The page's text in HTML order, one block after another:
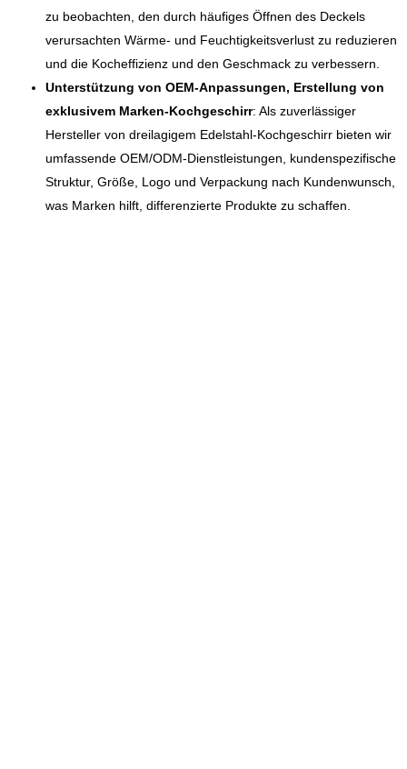
zu beobachten, den durch häufiges Öffnen des Deckels
verursachten Wärme- und Feuchtigkeitsverlust zu reduzieren
und die Kocheffizienz und den Geschmack zu verbessern.
Unterstützung von OEM-Anpassungen, Erstellung von
exklusivem Marken-Kochgeschirr: Als zuverlässiger
Hersteller von dreilagigem Edelstahl-Kochgeschirr bieten wir
umfassende OEM/ODM-Dienstleistungen, kundenspezifische
Struktur, Größe, Logo und Verpackung nach Kundenwunsch,
was Marken hilft, differenzierte Produkte zu schaffen.